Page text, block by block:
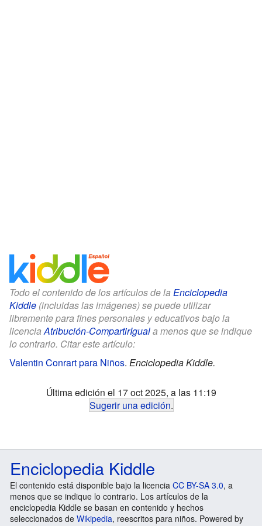
Todo el contenido de los artículos de la Enciclopedia
Kiddle (incluidas las imágenes) se puede utilizar
libremente para fines personales y educativos bajo la
licenciaAtribución-CompartirIguala menos que se indique
lo contrario. Citar este artículo:
Valentin Conrart para Niños. Enciclopedia Kiddle.
Última edición el 17 oct 2025, a las 11:19
Sugerir una edición.
Enciclopedia Kiddle
El contenido está disponible bajo la licencia CC BY-SA 3.0, a
menos que se indique lo contrario. Los artículos de la
enciclopedia Kiddle se basan en contenido y hechos
seleccionados de Wikipedia, reescritos para niños. Powered by